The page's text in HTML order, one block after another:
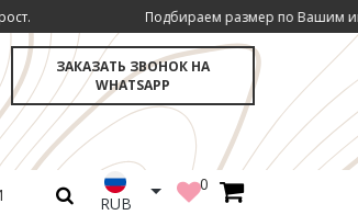
Подбираем размер по Вашим инд. параметрам
ЗАКАЗАТЬ ЗВОНОК НА
WHATSAPP
RUB
0